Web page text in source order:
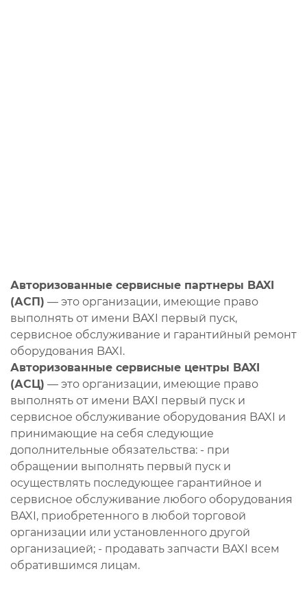
Авторизованные сервисные партнеры BAXI
(АСП) — это организации, имеющие право
выполнять от имени BAXI первый пуск,
сервисное обслуживание и гарантийный ремонт
оборудования BAXI.
Авторизованные сервисные центры BAXI
(АСЦ) — это организации, имеющие право
выполнять от имени BAXI первый пуск и
сервисное обслуживание оборудования BAXI и
принимающие на себя следующие
дополнительные обязательства: - при
обращении выполнять первый пуск и
осуществлять последующее гарантийное и
сервисное обслуживание любого оборудования
BAXI, приобретенного в любой торговой
организации или установленного другой
организацией; - продавать запчасти BAXI всем
обратившимся лицам.